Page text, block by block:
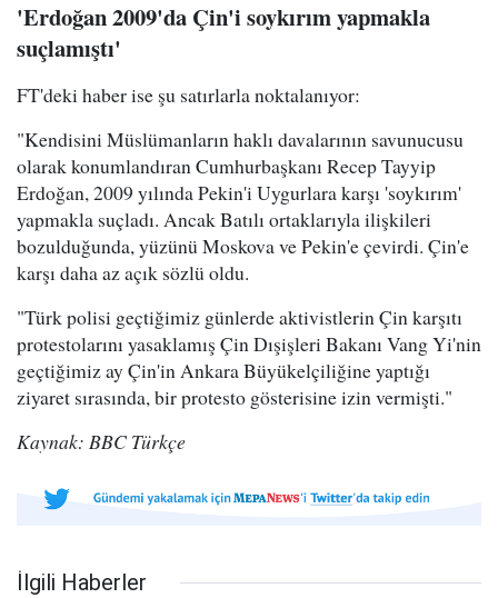
'Erdoğan 2009'da Çin'i soykırım yapmakla
suçlamıştı'
FT'deki haber ise şu satırlarla noktalanıyor:
"Kendisini Müslümanların haklı davalarının savunucusu
olarak konumlandıran Cumhurbaşkanı Recep Tayyip
Erdoğan, 2009 yılında Pekin'i Uygurlara karşı 'soykırım'
yapmakla suçladı. Ancak Batılı ortaklarıyla ilişkileri
bozulduğunda, yüzünü Moskova ve Pekin'e çevirdi. Çin'e
karşı daha az açık sözlü oldu.
"Türk polisi geçtiğimiz günlerde aktivistlerin Çin karşıtı
protestolarını yasaklamış Çin Dışişleri Bakanı Vang Yi'nin
geçtiğimiz ay Çin'in Ankara Büyükelçiliğine yaptığı
ziyaret sırasında, bir protesto gösterisine izin vermişti."
Kaynak: BBC Türkçe
İlgili Haberler